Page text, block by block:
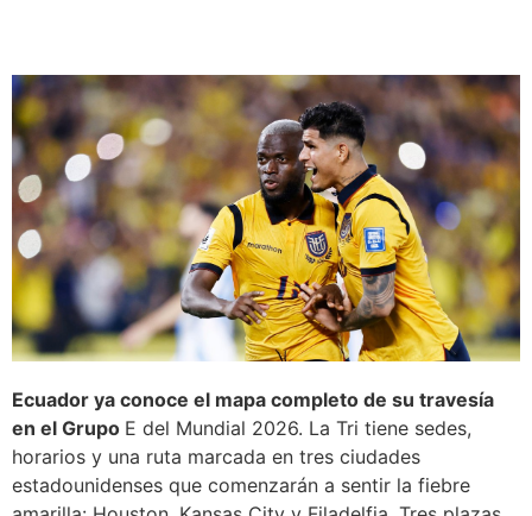
Ecuador ya conoce el mapa completo de su travesía
en el Grupo E del Mundial 2026. La Tri tiene sedes,
horarios y una ruta marcada en tres ciudades
estadounidenses que comenzarán a sentir la fiebre